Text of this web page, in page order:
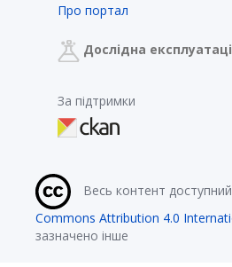
Про портал
Дослідна
За підтримки
Весь контент доступний
Commons Attribution 4.0
зазначено інше